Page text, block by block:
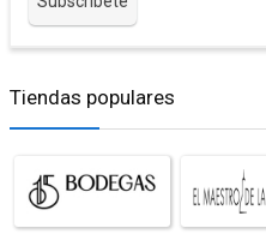
Tiendas populares